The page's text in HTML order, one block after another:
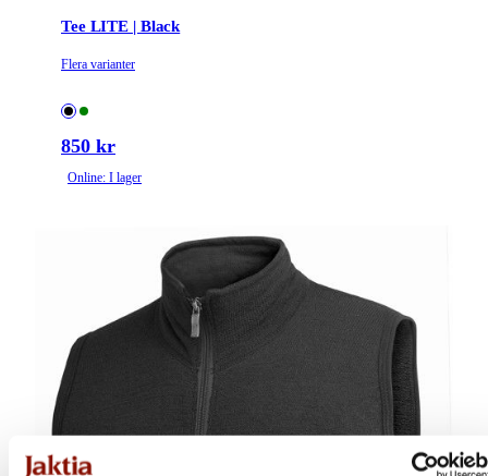
Tee LITE | Black
Flera varianter
850 kr
Online: I lager